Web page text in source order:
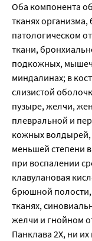
Оба компонента
тканях организма,
патологическом
ткани,
подкожных,
миндалинах; в
слизистой
пузыре, желчи,
плевральной и
кожных волдырей,
меньшей степени
при воспалении
клавулановая
брюшной
тканях,
желчи и гнойном
Панклава 2Х, ни